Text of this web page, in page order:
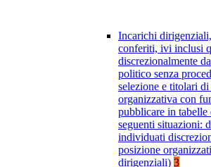
Incarichi
conferiti, ivi inclusi
discrezionalmente
politico senza
selezione e titolari
organizzativa con
pubblicare in tabelle
seguenti situazioni:
individuati
posizione
dirigenziali) 3